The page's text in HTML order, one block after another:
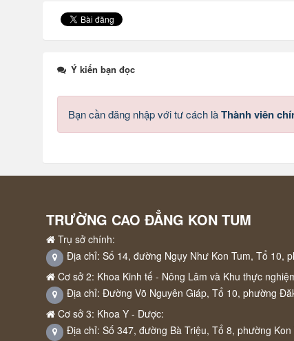
Ý kiến bạn đọc
Bạn cần đăng nhập với tư cách làThành viên
TRƯỜNG CAO ĐẲNG KON TUM
Trụ sở chính:
Địa chỉ: Số 14, đường Ngụy Như Kon Tum, Tổ 10,
Cơ sở 2: Khoa Kinh tế - Nông Lâm và Khu thực
Địa chỉ: Đường Võ Nguyên Giáp, Tổ 10, phường
Cơ sở 3: Khoa Y - Dược:
Địa chỉ: Số 347, đường Bà Triệu, Tổ 8, phường